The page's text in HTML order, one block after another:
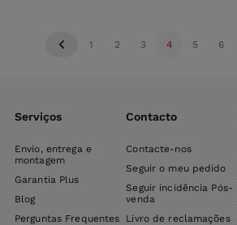
1 2 3 4 5 6
Serviços
Envio, entrega e
montagem
Garantia Plus
Blog
Perguntas Frequentes
Contacto
Contacte-nos
Seguir o meu pedido
Seguir incidência Pós-
venda
Livro de reclamações